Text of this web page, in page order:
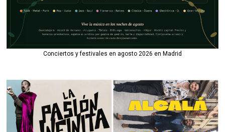
Conciertos y festivales en agosto 2026 en Madrid